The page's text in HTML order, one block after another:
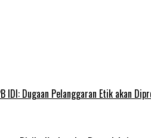
IDI: Dugaan Pelanggaran Etik akan